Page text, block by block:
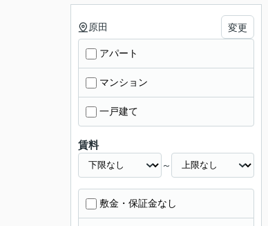
原田 変更
アパート
マンション
一戸建て
賃料
～
敷金・保証金なし